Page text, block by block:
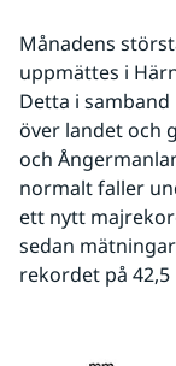
Månadens
uppmättes i
Detta i
över landet och
och
normalt faller
ett nytt
sedan
rekordet på